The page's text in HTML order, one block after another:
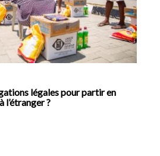
légales pour partir en
l’étranger ?